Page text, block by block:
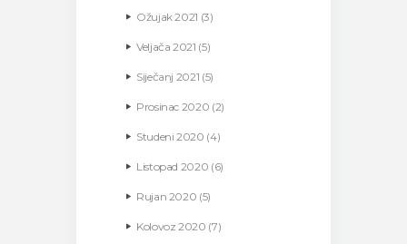
Ožujak2021 (3)
Veljača2021 (5)
Siječanj 2021 (5)
Prosinac 2020 (2)
Studeni2020 (4)
Listopad 2020 (6)
Rujan 2020 (5)
Kolovoz2020 (7)